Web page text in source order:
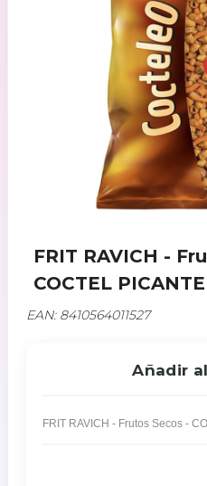
FRIT RAVICH -
COCTEL
EAN: 8410564011527
Añadir
FRIT RAVICH - Frutos Secos -